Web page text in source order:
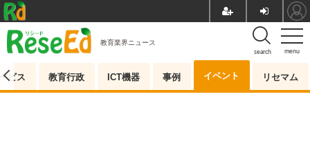
menu
search
教育業界ニュース
ビス 教育行政 ICT機器 事例 イベント リセマム